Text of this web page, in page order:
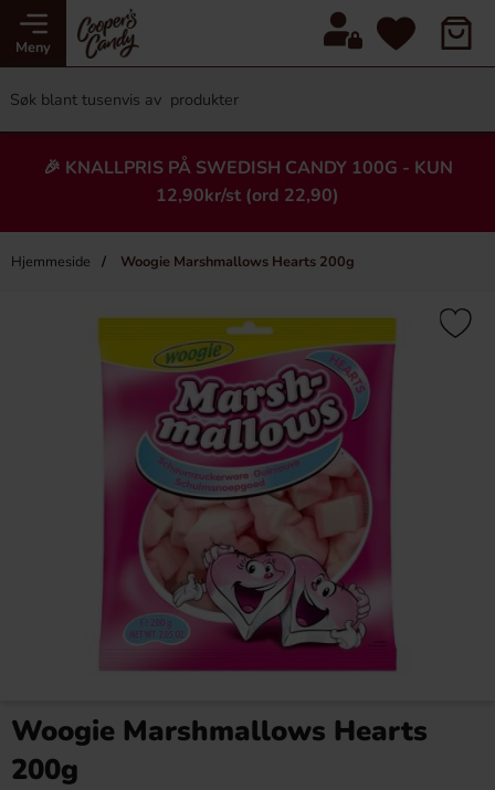
Meny
🎉 KNALLPRIS PÅ SWEDISH CANDY 100G - KUN
12,90kr/st (ord 22,90)
Hjemmeside Woogie Marshmallows Hearts 200g
Heading
×
Woogie Marshmallows Hearts
200g